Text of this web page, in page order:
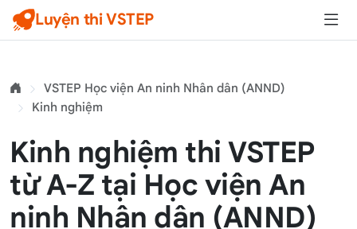
Luyện thi VSTEP
VSTEP Học viện An ninh Nhân dân (ANND)
Kinh nghiệm
Kinh nghiệm thi VSTEP
từ A-Z tại Học viện An
ninh Nhân dân (ANND)